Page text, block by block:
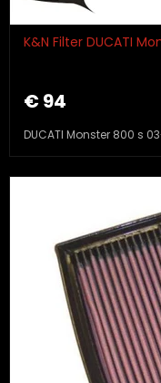
K&N Filter DUCATI
€ 94
DUCATI Monster 800 s